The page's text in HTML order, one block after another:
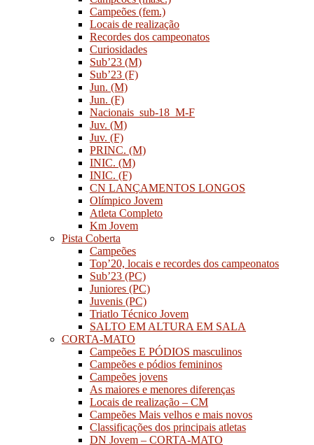
Campeões (fem.)
Locais de realização
Recordes dos campeonatos
Curiosidades
Sub’23 (M)
Sub’23 (F)
Jun. (M)
Jun. (F)
Nacionais_sub-18_M-F
Juv. (M)
Juv. (F)
PRINC. (M)
INIC. (M)
INIC. (F)
CN LANÇAMENTOS LONGOS
Olímpico Jovem
Atleta Completo
Km Jovem
Pista Coberta
Campeões
Top’20, locais e recordes dos campeonatos
Sub’23 (PC)
Juniores (PC)
Juvenis (PC)
Triatlo Técnico Jovem
SALTO EM ALTURA EM SALA
CORTA-MATO
Campeões E PÓDIOS masculinos
Campeões e pódios femininos
Campeões jovens
As maiores e menores diferenças
Locais de realização – CM
Campeões Mais velhos e mais novos
Classificações dos principais atletas
DN Jovem – CORTA-MATO